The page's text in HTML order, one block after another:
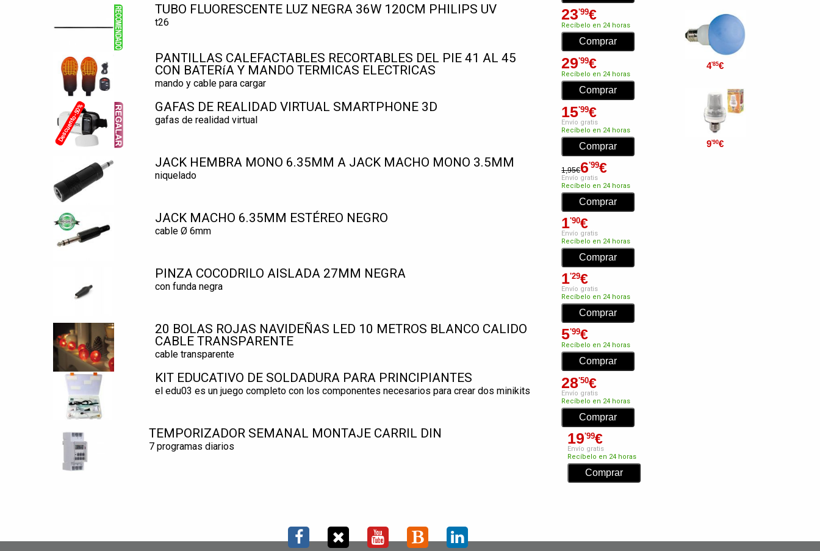
TUBO FLUORESCENTE LUZ NEGRA 36W 120CM PHILIPS UV
t26 23'99€
Recíbelo en 24 horas
PANTILLAS CALEFACTABLES RECORTABLES DEL PIE 41 AL 45
CON BATERíA Y MANDO TERMICAS ELECTRICAS
mando y cable para cargar
29'99€
Recíbelo en 24 horas
Descuento -50% GAFAS DE REALIDAD VIRTUAL SMARTPHONE 3D
gafas de realidad virtual 15'99€
Envío gratis
Recíbelo en 24 horas
JACK HEMBRA MONO 6.35MM A JACK MACHO MONO 3.5MM
niquelado 1,95€6'99€
Envío gratis
Recíbelo en 24 horas
JACK MACHO 6.35MM ESTÉREO NEGRO
cable Ø 6mm 1'90€
Envío gratis
Recíbelo en 24 horas
PINZA COCODRILO AISLADA 27MM NEGRA
con funda negra 1'29€
Envío gratis
Recíbelo en 24 horas
20 BOLAS ROJAS NAVIDEÑAS LED 10 METROS BLANCO CALIDO
CABLE TRANSPARENTE
cable transparente
5'99€
Recíbelo en 24 horas
KIT EDUCATIVO DE SOLDADURA PARA PRINCIPIANTES
el edu03 es un juego completo con los componentes necesarios para crear dos minikits 28'50€
Envío gratis
Recíbelo en 24 horas
TEMPORIZADOR SEMANAL MONTAJE CARRIL DIN
7 programas diarios 19'99€
Envío gratis
Recíbelo en 24 horas
4'85€
9'90€